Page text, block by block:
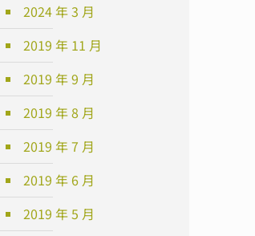
2024 年 3 月
2019 年 11 月
2019 年 9 月
2019 年 8 月
2019 年 7 月
2019 年 6 月
2019 年 5 月